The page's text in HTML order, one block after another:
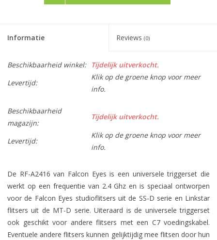
Informatie Reviews (0)
Beschikbaarheid winkel:
Tijdelijk uitverkocht.
Levertijd:
Klik op de groene knop voor meer
info.
Beschikbaarheid
magazijn:
Tijdelijk uitverkocht.
Levertijd:
Klik op de groene knop voor meer
info.
De RF-A2416 van Falcon Eyes is een universele triggerset die
werkt op een frequentie van 2.4 Ghz en is speciaal ontworpen
voor de Falcon Eyes studioflitsers uit de SS-D serie en Linkstar
flitsers uit de MT-D serie. Uiteraard is de universele triggerset
ook geschikt voor andere flitsers met een C7 voedingskabel.
Eventuele andere flitsers kunnen gelijktijdig mee flitsen door hun